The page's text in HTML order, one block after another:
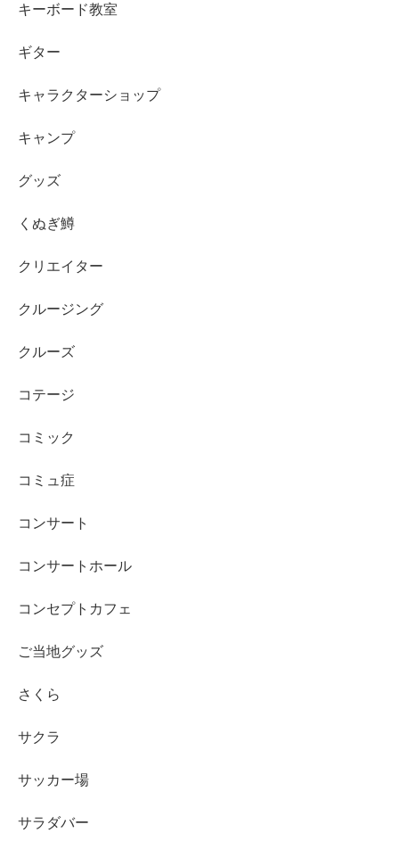
キーボード教室
ギター
キャラクターショップ
キャンプ
グッズ
くぬぎ鱒
クリエイター
クルージング
クルーズ
コテージ
コミック
コミュ症
コンサート
コンサートホール
コンセプトカフェ
ご当地グッズ
さくら
サクラ
サッカー場
サラダバー